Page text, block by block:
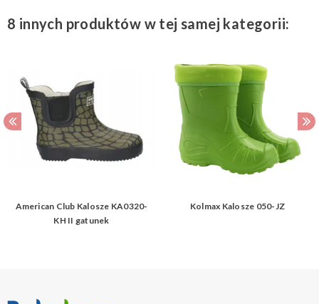
8 innych produktów w tej samej kategorii:
American Club Kalosze KA0320-
KH II gatunek
Kolmax Kalosze 050-JZ